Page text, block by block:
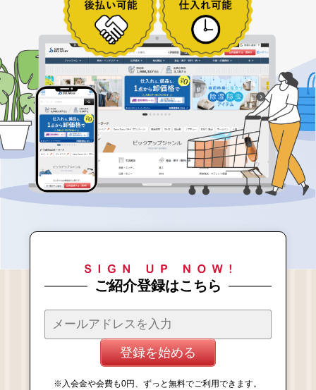
ご紹介登録はこちら
登録を始める
※入会金や会費も0円、ずっと無料でご利用できます。